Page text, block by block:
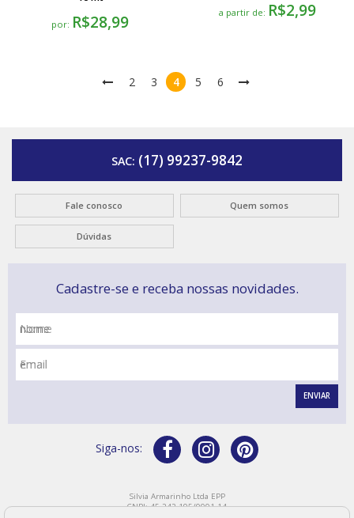
por: R$28,99 a partir de: R$2,99
2 3 4 5 6
SAC: (17) 99237-9842
Fale conosco Quem somos
Dúvidas
Cadastre-se e receba nossas novidades.
Nome
Email
ENVIAR
Silvia Armarinho Ltda EPP
CNPJ: 45.242.195/0001-14